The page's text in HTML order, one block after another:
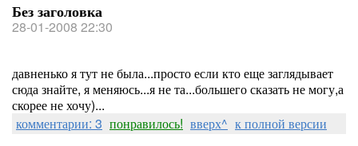
Без заголовка
28-01-2008 22:30
давненько я тут не была...просто если кто еще заглядывает
сюда знайте, я меняюсь...я не та...большего сказать не могу,а
скорее не хочу)...
комментарии: 3 понравилось! вверх^ к полной версии